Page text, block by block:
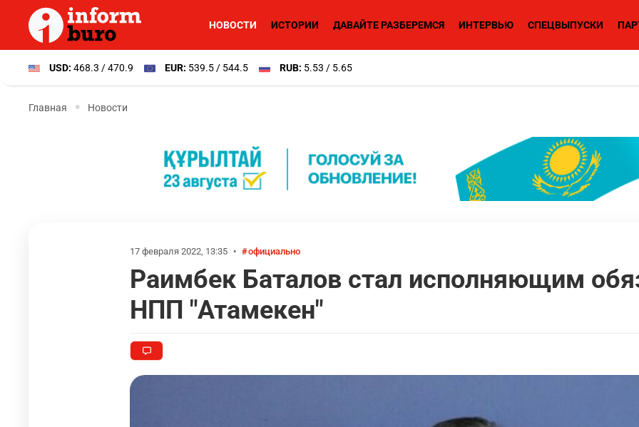
НОВОСТИ ИСТОРИИ ДАВАЙТЕ РАЗБЕРЕМСЯ ИНТЕРВЬЮ СПЕЦВЫПУСКИ
USD: 468.3 / 470.9 EUR: 539.5 / 544.5 RUB: 5.53 / 5.65
Главная Новости
17 февраля 2022, 13:35 • официально
Раимбек Баталов стал исполняющим
НПП "Атамекен"